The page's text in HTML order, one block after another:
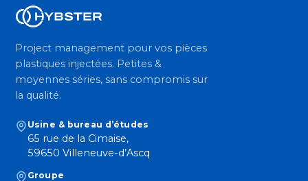
Project management pour vos pièces
plastiques injectées. Petites &
moyennes séries, sans compromis sur
la qualité.
Usine & bureau d’études
65 rue de la Cimaise,
59650 Villeneuve-d’Ascq
Groupe